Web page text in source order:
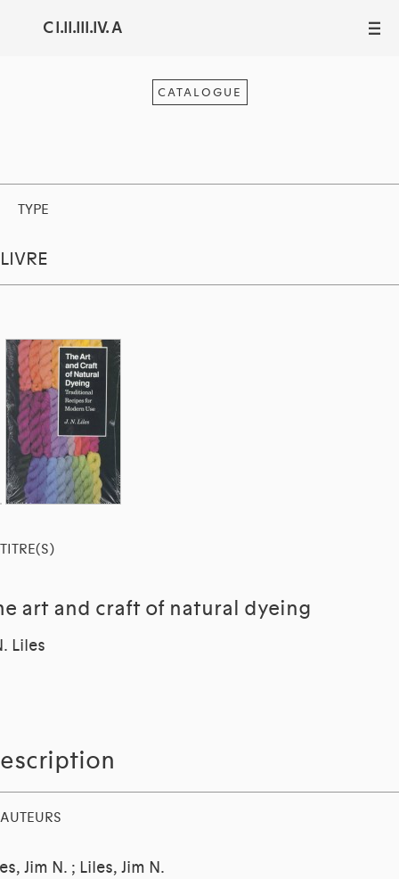
C I.II.III.IV. A III
CATALOGUE
TYPE
LIVRE
TITRE(S)
art and craft of natural dyeing
Liles
AUTEURS
Jim N. ; Liles, Jim N.